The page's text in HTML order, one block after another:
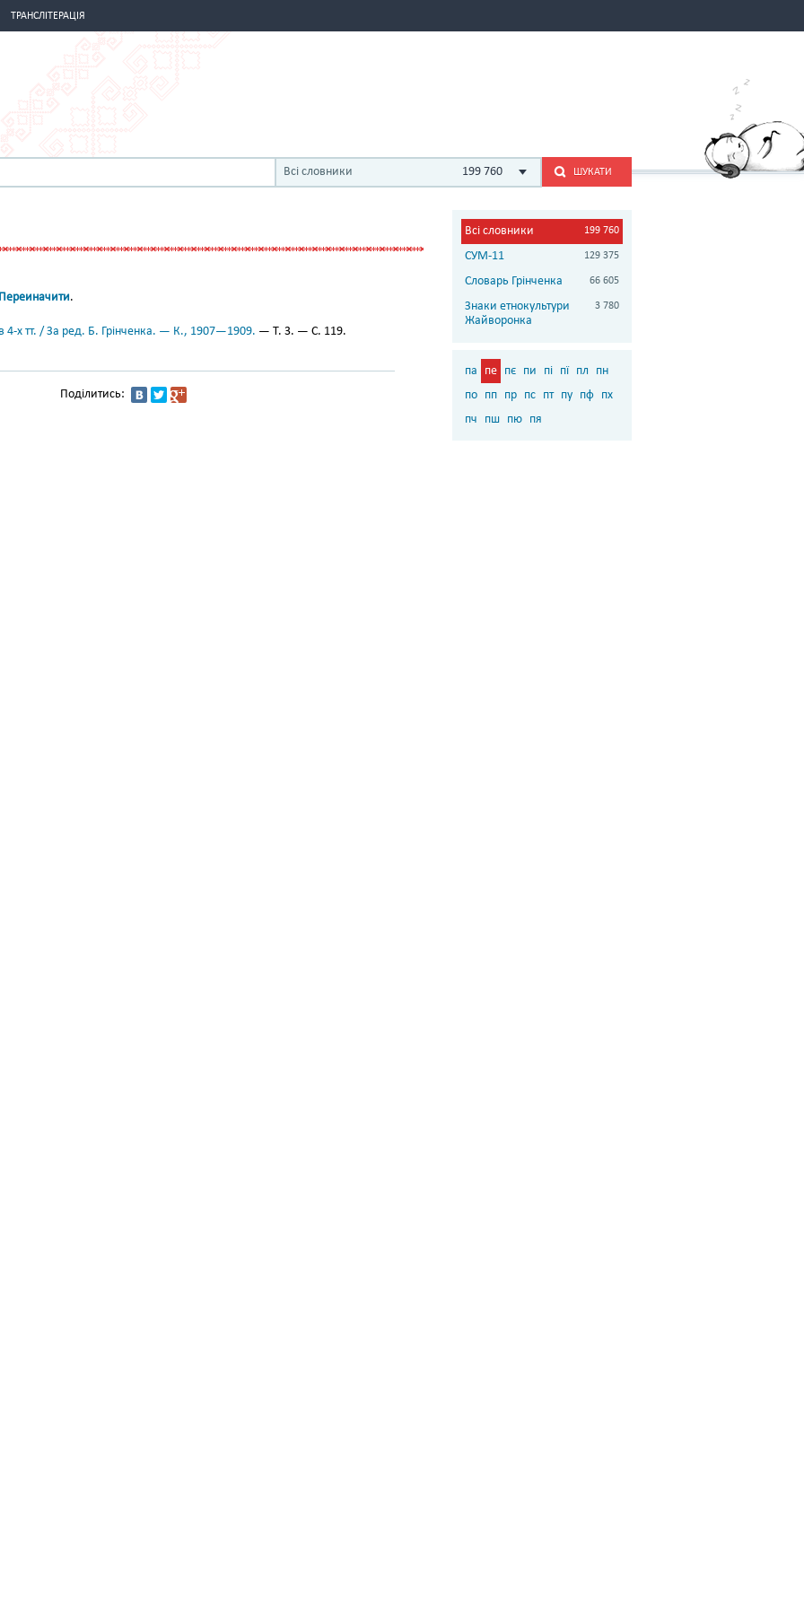
ТРАНСЛІТЕРАЦІЯ
Всі словники 199 760 ШУКАТИ
Переиначити.
4-х тт. / За ред. Б. Грінченка. — К., 1907—1909. — Т. 3. — С. 119.
Поділитись:
Всі словники 199 760
СУМ-11 129 375
Словарь Грінченка 66 605
Знаки етнокультури
Жайворонка
3 780
па пе пє пи пі пї пл
пн
по пп пр пс пт пу пф пх
пч
пш пю пя